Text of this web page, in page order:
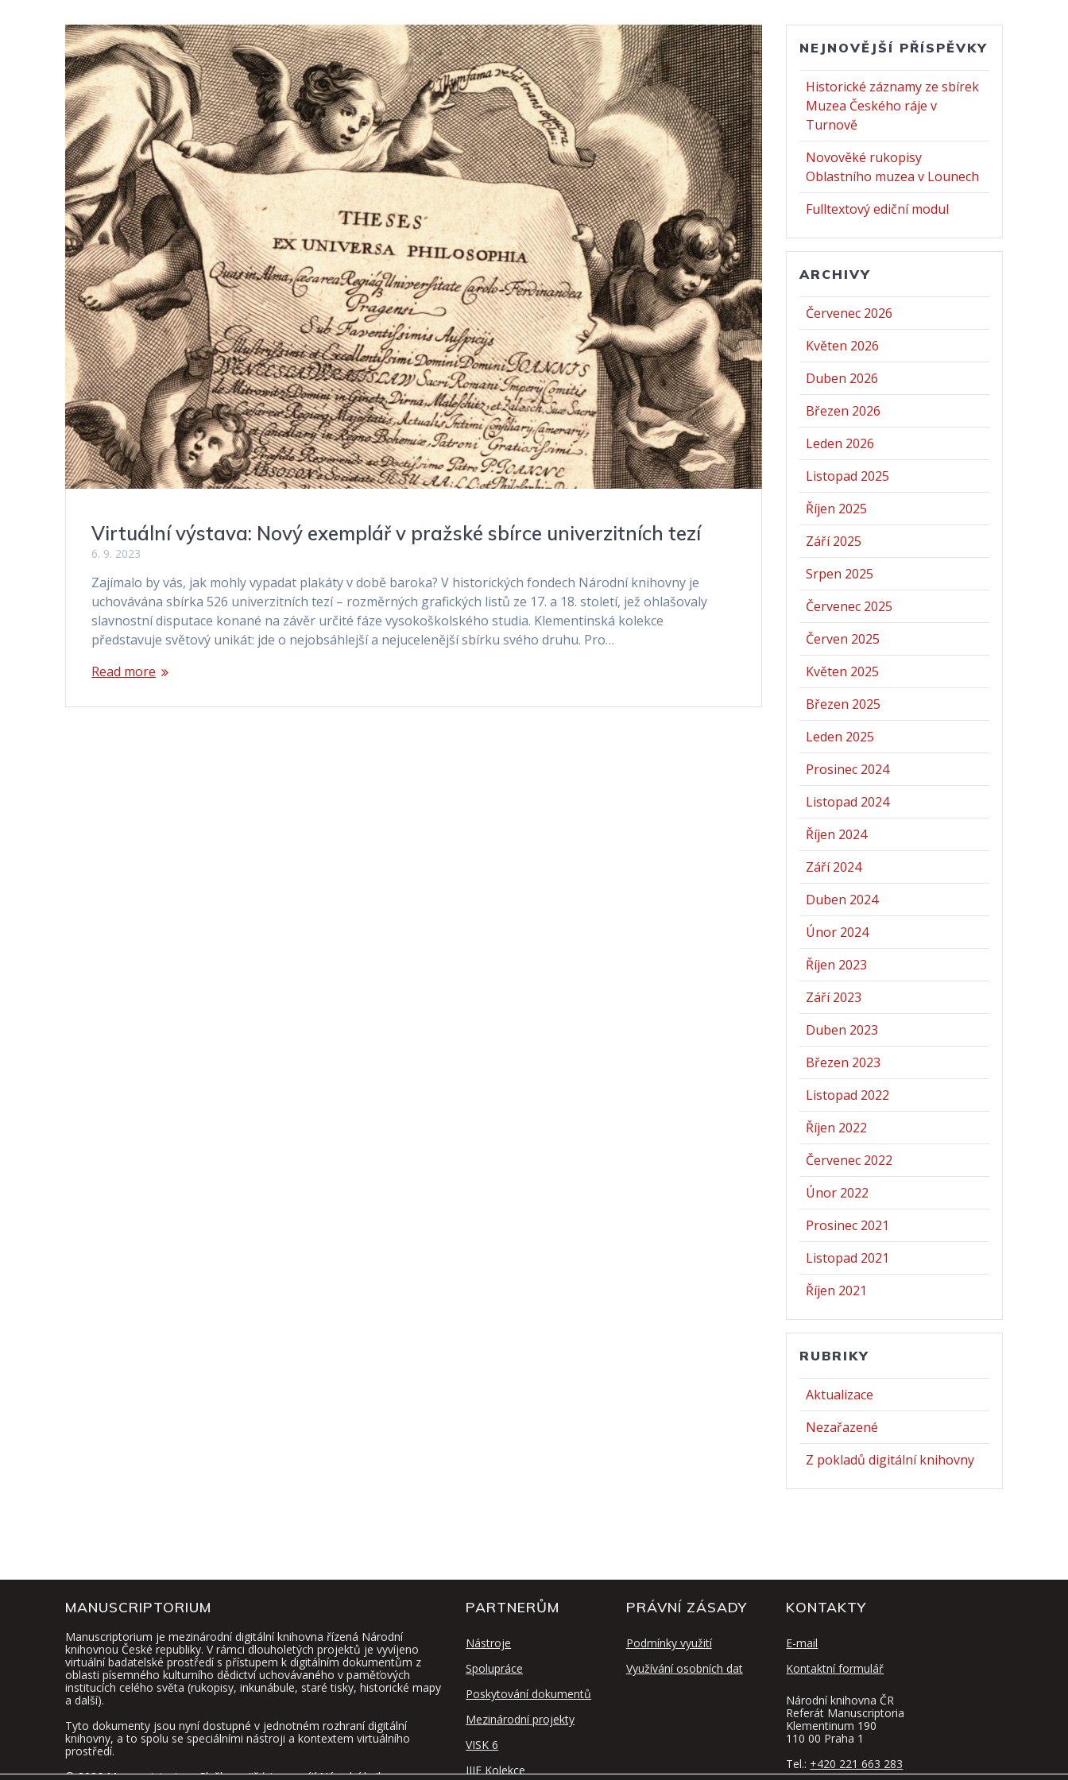
Virtuální výstava: Nový exemplář v pražské sbírce univerzitních tezí
6. 9. 2023
Zajímalo by vás, jak mohly vypadat plakáty v době baroka? V historických fondech Národní knihovny je
uchovávána sbírka 526 univerzitních tezí – rozměrných grafických listů ze 17. a 18. století, jež ohlašovaly
slavnostní disputace konané na závěr určité fáze vysokoškolského studia. Klementinská kolekce
představuje světový unikát: jde o nejobsáhlejší a nejucelenější sbírku svého druhu. Pro…
Read more
NEJNOVĚJŠÍ PŘÍSPĚVKY
Historické záznamy ze sbírek
Muzea Českého ráje v
Turnově
Novověké rukopisy
Oblastního muzea v Lounech
Fulltextový ediční modul
ARCHIVY
Červenec 2026
Květen 2026
Duben 2026
Březen 2026
Leden 2026
Listopad 2025
Říjen 2025
Září 2025
Srpen 2025
Červenec 2025
Červen 2025
Květen 2025
Březen 2025
Leden 2025
Prosinec 2024
Listopad 2024
Říjen 2024
Září 2024
Duben 2024
Únor 2024
Říjen 2023
Září 2023
Duben 2023
Březen 2023
Listopad 2022
Říjen 2022
Červenec 2022
Únor 2022
Prosinec 2021
Listopad 2021
Říjen 2021
RUBRIKY
Aktualizace
Nezařazené
Z pokladů digitální knihovny
MANUSCRIPTORIUM
Manuscriptorium je mezinárodní digitální knihovna řízená Národní
knihovnou České republiky. V rámci dlouholetých projektů je vyvíjeno
virtuální badatelské prostředí s přístupem k digitálním dokumentům z
oblasti písemného kulturního dědictví uchovávaného v paměťových
institucích celého světa (rukopisy, inkunábule, staré tisky, historické mapy
a další).
Tyto dokumenty jsou nyní dostupné v jednotném rozhraní digitální
knihovny, a to spolu se speciálními nástroji a kontextem virtuálního
prostředí.
© 2026 Manuscriptorium. Službu zajišťuje a vyvíjíNárodní knihovna
PARTNERŮM
Nástroje
Spolupráce
Poskytování dokumentů
Mezinárodní projekty
VISK 6
IIIF Kolekce
PRÁVNÍ ZÁSADY
Podmínky využití
Využívání osobních dat
KONTAKTY
E-mail
Kontaktní formulář
Národní knihovna ČR
Referát Manuscriptoria
Klementinum 190
110 00 Praha 1
Tel.: +420 221 663 283